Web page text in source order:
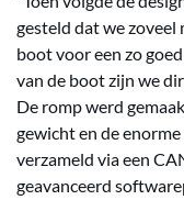
gesteld dat we
boot voor een zo
van de boot zijn we
De romp werd
gewicht en de
verzameld via een
geavanceerd